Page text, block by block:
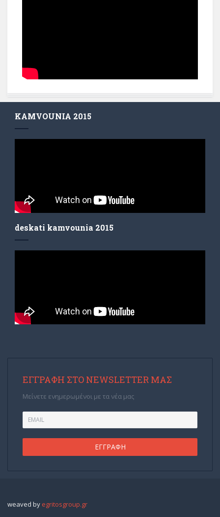
KAMVOUNIA 2015
deskati kamvounia 2015
ΕΓΓΡΑΦΉ ΣΤΟ NEWSLETTER ΜΑΣ
Μείνετε ενημερωμένοι με τα νέα μας
weaved by egritosgroup.gr